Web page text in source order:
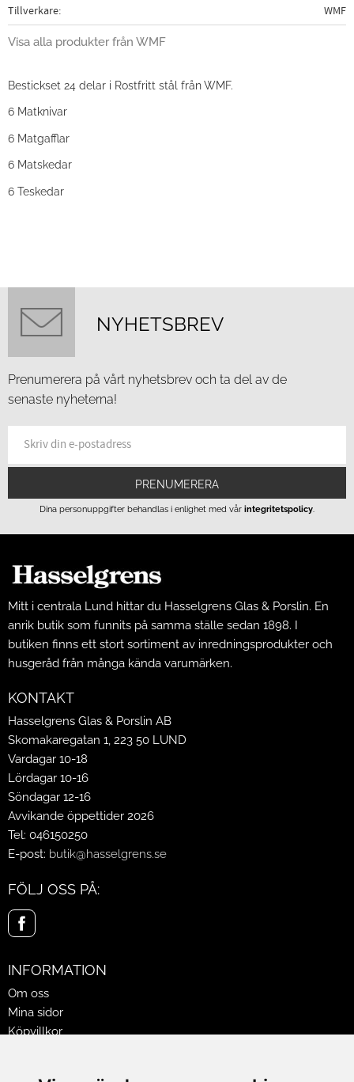
Tillverkare
WMF
Visa alla produkter från WMF
Bestickset 24 delar i Rostfritt stål från WMF.
6 Matknivar
6 Matgafflar
6 Matskedar
6 Teskedar
NYHETSBREV
Prenumerera på vårt nyhetsbrev och ta del av de
senaste nyheterna!
PRENUMERERA
Dina personuppgifter behandlas i enlighet med vår integritetspolicy.
Mitt i centrala Lund hittar du Hasselgrens Glas & Porslin. En
anrik butik som funnits på samma ställe sedan 1898. I
butiken finns ett stort sortiment av inredningsprodukter och
husgeråd från många kända varumärken.
KONTAKT
Hasselgrens Glas & Porslin AB
Skomakaregatan 1, 223 50 LUND
Vardagar 10-18
Lördagar 10-16
Söndagar 12-16
Avvikande öppettider 2026
Tel: 046150250
E-post: butik@hasselgrens.se
FÖLJ OSS PÅ:
INFORMATION
Om oss
Mina sidor
Köpvillkor